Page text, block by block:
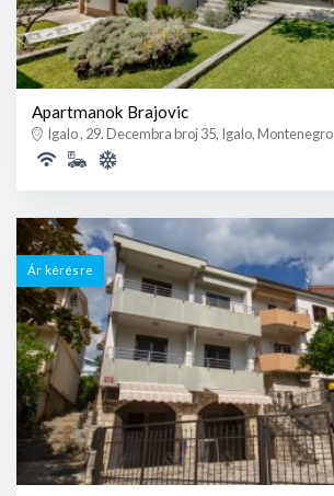
Apartmanok Brajovic
Igalo , 29. Decembra broj 35, Igalo, Montenegro
Ár kérésre